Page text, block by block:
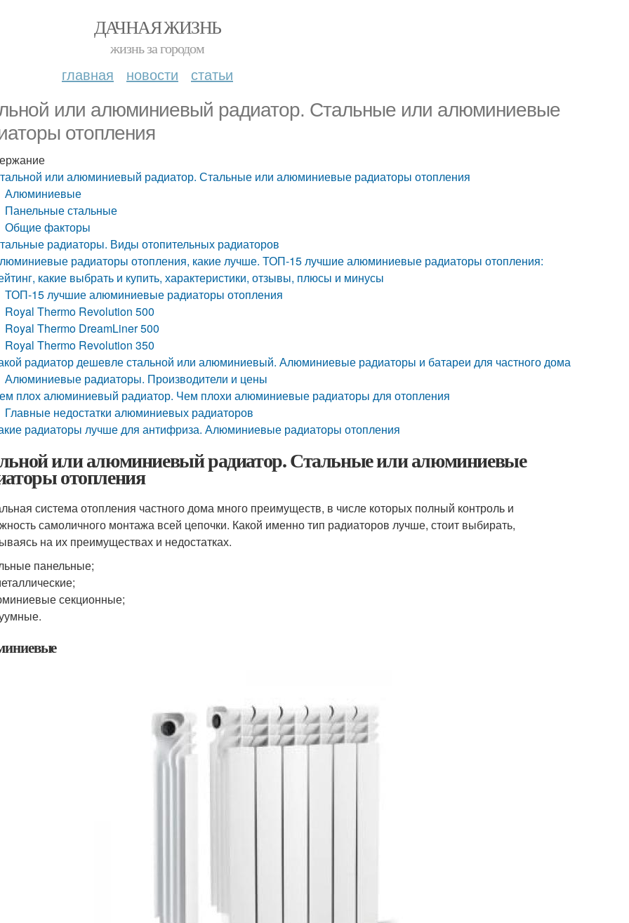
ДАЧНАЯ ЖИЗНЬ
жизнь за городом
главная новости статьи
или алюминиевый радиатор. Стальные или алюминиевые
отопления
или алюминиевый радиатор. Стальные или алюминиевые радиаторы отопления
Алюминиевые
Панельные стальные
Общие факторы
радиаторы. Виды отопительных радиаторов
радиаторы отопления, какие лучше. ТОП-15 лучшие алюминиевые радиаторы отопления:
какие выбрать и купить, характеристики, отзывы, плюсы и минусы
ТОП-15 лучшие алюминиевые радиаторы отопления
Royal Thermo Revolution 500
Royal Thermo DreamLiner 500
Royal Thermo Revolution 350
радиатор дешевле стальной или алюминиевый. Алюминиевые радиаторы и батареи для частного дома
Алюминиевые радиаторы. Производители и цены
плох алюминиевый радиатор. Чем плохи алюминиевые радиаторы для отопления
Главные недостатки алюминиевых радиаторов
радиаторы лучше для антифриза. Алюминиевые радиаторы отопления
или алюминиевый радиатор. Стальные или алюминиевые
отопления
система отопления частного дома много преимуществ, в числе которых полный контроль и
самоличного монтажа всей цепочки. Какой именно тип радиаторов лучше, стоит выбирать,
на их преимуществах и недостатках.
панельные;
секционные;